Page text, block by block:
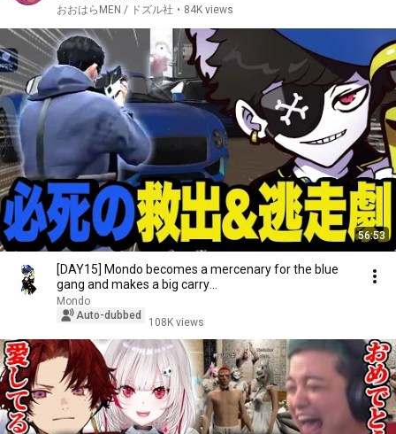
おおはらMEN / ドズル社 • 84K views
56:53
[DAY15] Mondo becomes a mercenary for the blue
gang and makes a big carry
[MADTOWN/Madtown/GTA]
Mondo
Auto-dubbed
108K views